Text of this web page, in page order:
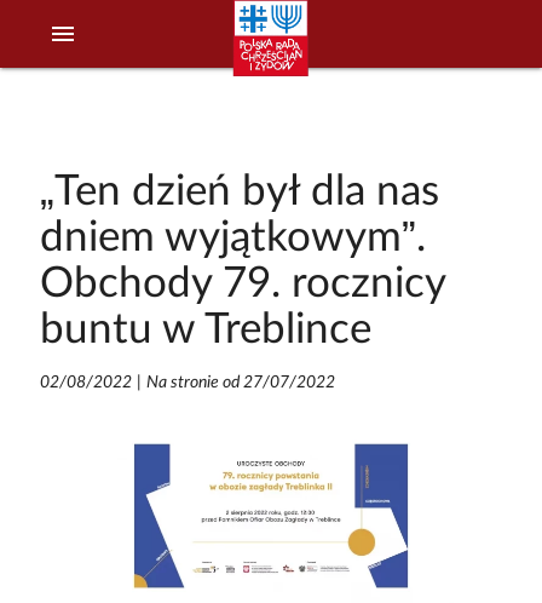
menu
„Ten dzień był dla nas
dniem wyjątkowym”.
Obchody 79. rocznicy
buntu w Treblince
02/08/2022| Na stronie od 27/07/2022